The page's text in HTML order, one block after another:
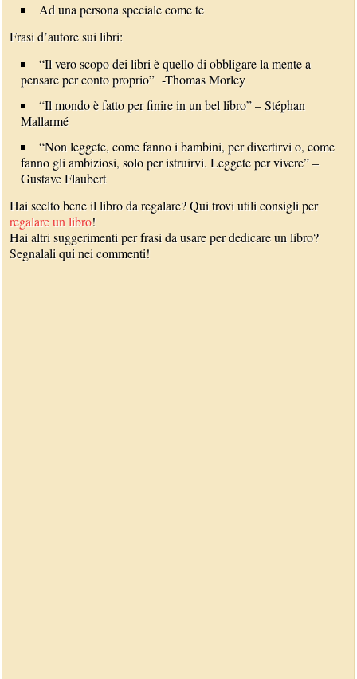
Ad una persona speciale come te
Frasi d’autore sui libri:
“Il vero scopo dei libri è quello di obbligare la mente a
pensare per conto proprio” -Thomas Morley
“Il mondo è fatto per finire in un bel libro” – Stéphan
Mallarmé
“Non leggete, come fanno i bambini, per divertirvi o, come
fanno gli ambiziosi, solo per istruirvi. Leggete per vivere” –
Gustave Flaubert
Hai scelto bene il libro da regalare? Qui trovi utili consigli per
regalare un libro!
Hai altri suggerimenti per frasi da usare per dedicare un libro?
Segnalali qui nei commenti!